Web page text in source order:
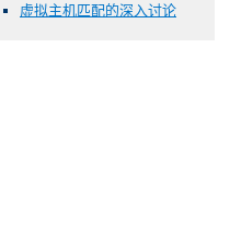
虚拟主机匹配的深入讨论